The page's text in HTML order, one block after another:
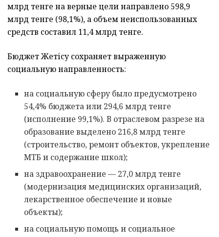
млрд тенге на верные цели направлено 598,9
млрд тенге (98,1%), а объем неиспользованных
средств составил 11,4 млрд тенге.
Бюджет Жетісу сохраняет выраженную
социальную направленность:
на социальную сферу было предусмотрено
54,4% бюджета или 294,6 млрд тенге
(исполнение 99,1%). В отраслевом разрезе на
образование выделено 216,8 млрд тенге
(строительство, ремонт объектов, укрепление
МТБ и содержание школ);
на здравоохранение — 27,0 млрд тенге
(модернизация медицинских организаций,
лекарственное обеспечение и новые
объекты);
на социальную помощь и социальное